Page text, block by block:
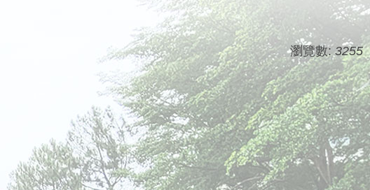
瀏覽數: 3255